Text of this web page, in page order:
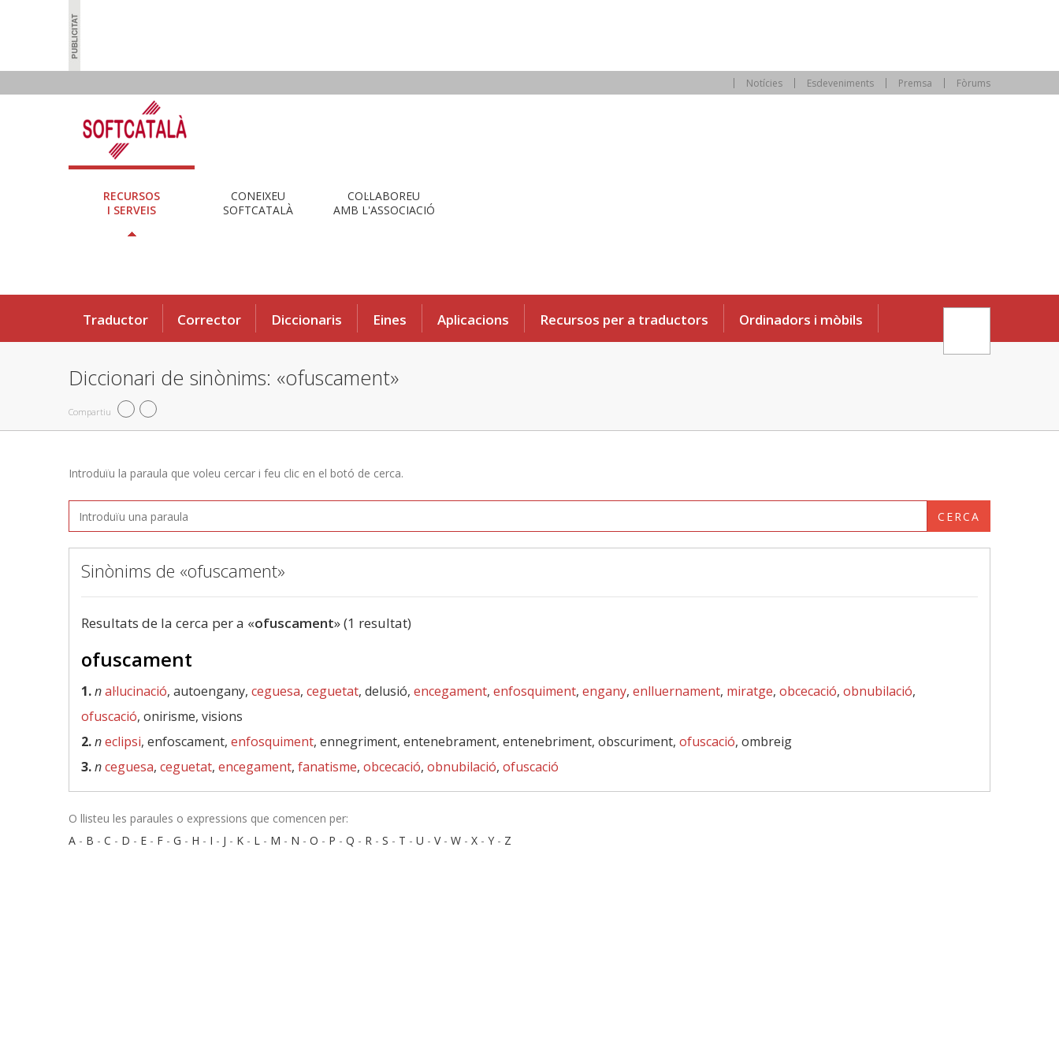
Notícies Esdeveniments Premsa Fòrums
RECURSOS
I SERVEIS
CONEIXEU
SOFTCATALÀ
COL·LABOREU
AMB L'ASSOCIACIÓ
Traductor Corrector Diccionaris Eines Aplicacions Recursos per a traductors Ordinadors i mòbils
Diccionari de sinònims: «ofuscament»
Compartiu
Introduïu la paraula que voleu cercar i feu clic en el botó de cerca.
CERCA
Sinònims de «ofuscament»
Resultats de la cerca per a «ofuscament» (1 resultat)
ofuscament
1.nal·lucinació, autoengany, ceguesa, ceguetat, delusió, encegament, enfosquiment, engany, enlluernament, miratge, obcecació, obnubilació,
ofuscació, onirisme, visions
2.neclipsi, enfoscament, enfosquiment, ennegriment, entenebrament, entenebriment, obscuriment, ofuscació, ombreig
3.nceguesa, ceguetat, encegament, fanatisme, obcecació, obnubilació, ofuscació
O llisteu les paraules o expressions que comencen per:
A - B - C - D - E - F - G - H - I - J - K - L - M - N - O - P - Q - R - S - T - U - V- W - X - Y - Z